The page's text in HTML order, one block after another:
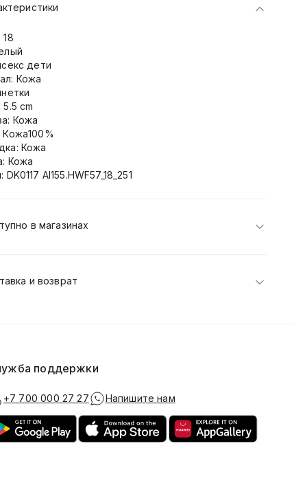
дети
Кожа
cm
Кожа
Кожа100%
Кожа
Кожа
DK0117 AI155.HWF57_18_251
в магазинах
и возврат
поддержки
+7 700 000 27 27 Напишите нам